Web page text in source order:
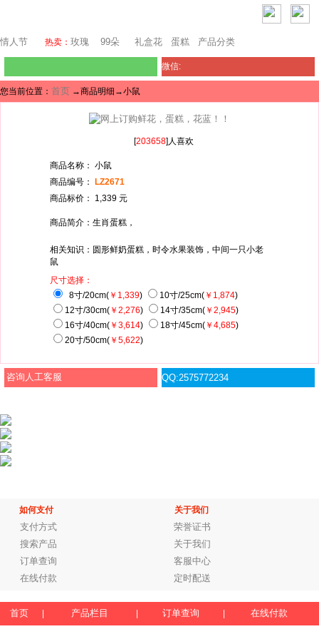
情人节 热卖： 玫瑰 99朵 礼盒花 蛋糕 产品分类
微信:
您当前位置： 首页 →商品明细→小鼠
[203658]人喜欢
商品名称： 小鼠
商品编号：
LZ2671
商品标价： 1,339 元
商品简介：生肖蛋糕，
相关知识：圆形鲜奶蛋糕，时令水果装饰，中间一只小老
鼠
尺寸选择：
8寸/20cm( ￥1,339) 10寸/25cm( ￥1,874)
12寸/30cm( ￥2,276) 14寸/35cm( ￥2,945)
16寸/40cm( ￥3,614) 18寸/45cm( ￥4,685)
20寸/50cm( ￥5,622)
咨询人工客服 QQ:2575772234
如何支付 关于我们
支付方式
荣誉证书
搜索产品
关于我们
订单查询
客服中心
在线付款
定时配送
首页 产品栏目 订单查询 在线付款